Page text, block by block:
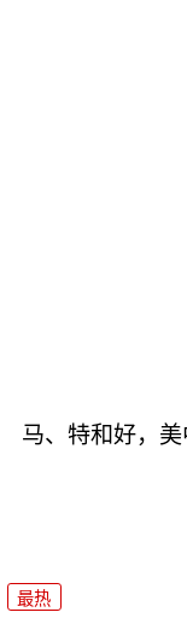
马、特和好，美
最热